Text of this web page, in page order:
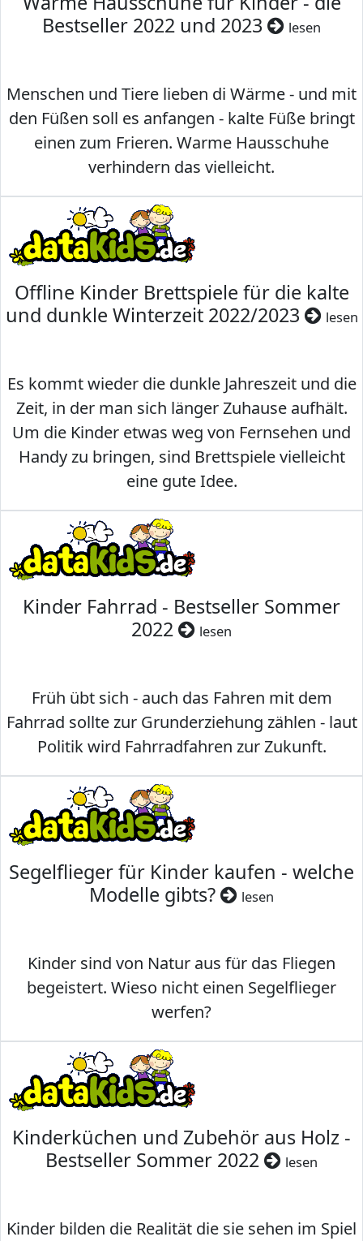
Bestseller 2022 und 2023
lesen
Menschen und Tiere lieben di Wärme - und mit
den Füßen soll es anfangen - kalte Füße bringt
einen zum Frieren. Warme Hausschuhe
verhindern das vielleicht.
Offline Kinder Brettspiele für die kalte
und dunkle Winterzeit 2022/2023
lesen
Es kommt wieder die dunkle Jahreszeit und die
Zeit, in der man sich länger Zuhause aufhält.
Um die Kinder etwas weg von Fernsehen und
Handy zu bringen, sind Brettspiele vielleicht
eine gute Idee.
Kinder Fahrrad - Bestseller Sommer
2022
lesen
Früh übt sich - auch das Fahren mit dem
Fahrrad sollte zur Grunderziehung zählen - laut
Politik wird Fahrradfahren zur Zukunft.
Segelflieger für Kinder kaufen - welche
Modelle gibts?
lesen
Kinder sind von Natur aus für das Fliegen
begeistert. Wieso nicht einen Segelflieger
werfen?
Kinderküchen und Zubehör aus Holz -
Bestseller Sommer 2022
lesen
Kinder bilden die Realität die sie sehen im Spiel